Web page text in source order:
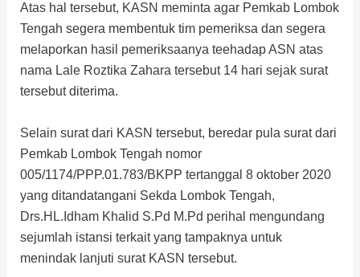
Atas hal tersebut, KASN meminta agar Pemkab Lombok
Tengah segera membentuk tim pemeriksa dan segera
melaporkan hasil pemeriksaanya teehadap ASN atas
nama Lale Roztika Zahara tersebut 14 hari sejak surat
tersebut diterima.
Selain surat dari KASN tersebut, beredar pula surat dari
Pemkab Lombok Tengah nomor
005/1174/PPP.01.783/BKPP tertanggal 8 oktober 2020
yang ditandatangani Sekda Lombok Tengah,
Drs.HL.Idham Khalid S.Pd M.Pd perihal mengundang
sejumlah istansi terkait yang tampaknya untuk
menindak lanjuti surat KASN tersebut.